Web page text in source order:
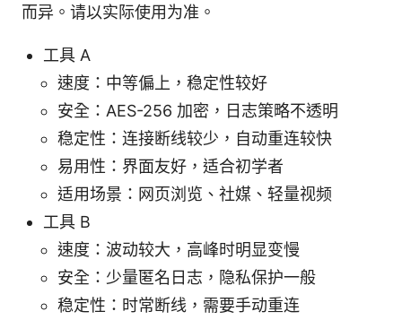
而异。请以实际使用为准。
工具 A
速度：中等偏上，稳定性较好
安全：AES-256 加密，日志策略不透明
稳定性：连接断线较少，自动重连较快
易用性：界面友好，适合初学者
适用场景：网页浏览、社媒、轻量视频
工具 B
速度：波动较大，高峰时明显变慢
安全：少量匿名日志，隐私保护一般
稳定性：时常断线，需要手动重连